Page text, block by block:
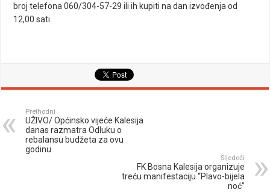
broj telefona 060/304-57-29 ili ih kupiti na dan izvođenja od
12,00 sati.
Prethodni
UŽIVO/ Općinsko vijeće Kalesija
danas razmatra Odluku o
rebalansu budžeta za ovu
godinu
Sljedeći
FK Bosna Kalesija organizuje
treću manifestaciju “Plavo-bijela
noć”